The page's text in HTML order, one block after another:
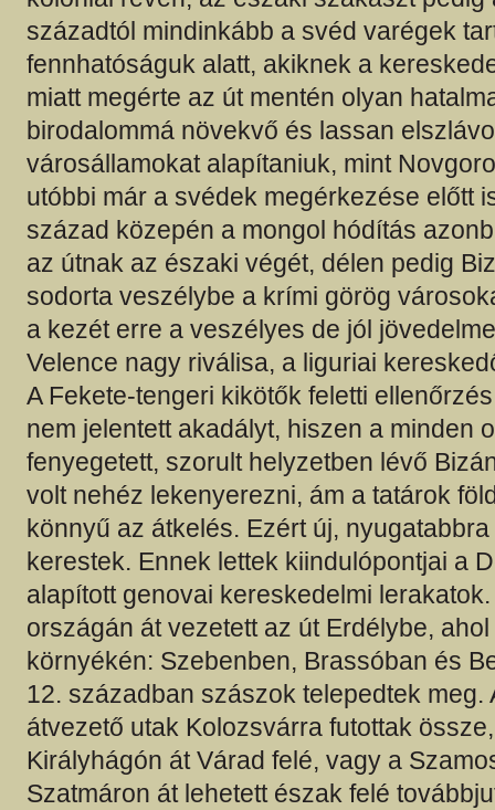
századtól mindinkább a svéd varégek
fennhatóságuk alatt, akiknek a
miatt megérte az út mentén olyan
birodalommá növekvő és lassan
városállamokat alapítaniuk, mint
utóbbi már a svédek megérkezése előtt
század közepén a mongol hódítás
az útnak az északi végét, délen pedig
sodorta veszélybe a krími görög
a kezét erre a veszélyes de jól
Velence nagy riválisa, a liguriai
A Fekete-tengeri kikötők feletti
nem jelentett akadályt, hiszen a minden
fenyegetett, szorult helyzetben lévő
volt nehéz lekenyerezni, ám a tatárok
könnyű az átkelés. Ezért új,
kerestek. Ennek lettek kiindulópontjai a
alapított genovai kereskedelmi
országán át vezetett az út Erdélybe,
környékén: Szebenben, Brassóban és
12. században szászok telepedtek meg.
átvezető utak Kolozsvárra futottak
Királyhágón át Várad felé, vagy a
Szatmáron át lehetett észak felé